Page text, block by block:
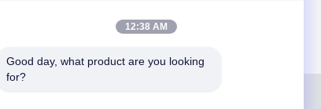
12:38 AM
Good day, what product are you looking
for?